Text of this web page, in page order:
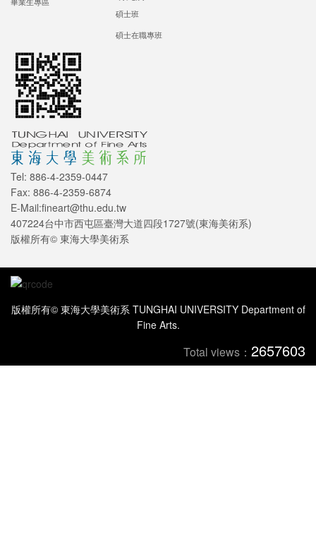
碩士班
碩士在職專班
Tel: 886-4-2359-0447
Fax: 886-4-2359-6874
E-Mail:fineart@thu.edu.tw
407224台中市西屯區臺灣大道四段1727號(東海美術系)
版權所有© 東海大學美術系
版權所有© 東海大學美術系 TUNGHAI UNIVERSITY Department of
Fine Arts.
Total views： 2657603